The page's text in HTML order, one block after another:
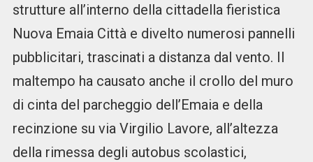
strutture all’interno della cittadella fieristica
Nuova Emaia Città e divelto numerosi pannelli
pubblicitari, trascinati a distanza dal vento. Il
maltempo ha causato anche il crollo del muro
di cinta del parcheggio dell’Emaia e della
recinzione su via Virgilio Lavore, all’altezza
della rimessa degli autobus scolastici,